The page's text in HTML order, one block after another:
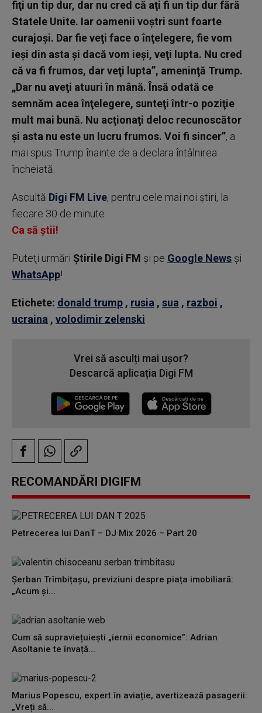
fiţi un tip dur, dar nu cred că aţi fi un tip dur fără
Statele Unite. Iar oamenii voştri sunt foarte
curajoşi. Dar fie veţi face o înţelegere, fie vom
ieşi din asta şi dacă vom ieşi, veţi lupta. Nu cred
că va fi frumos, dar veţi lupta”, ameninţă Trump.
„Dar nu aveţi atuuri în mână. Însă odată ce
semnăm acea înţelegere, sunteţi într-o poziţie
mult mai bună. Nu acţionaţi deloc recunoscător
şi asta nu este un lucru frumos. Voi fi sincer”, a
mai spus Trump înainte de a declara întâlnirea
încheiată.
Ascultă Digi FM Live, pentru cele mai noi știri, la
fiecare 30 de minute.
Ca să știi!
Puteţi urmări Știrile Digi FM şi pe Google News şi
WhatsApp!
Etichete: donald trump , rusia , sua , razboi ,
ucraina , volodimir zelenski
Vrei să asculți mai ușor?
Descarcă aplicația Digi FM
RECOMANDĂRI DIGIFM
Petrecerea lui DanT – DJ Mix 2026 – Part 20
Șerban Trîmbițașu, previziuni despre piața imobiliară:
„Acum și...
Cum să supraviețuiești „iernii economice”: Adrian
Asoltanie te învață...
Marius Popescu, expert în aviație, avertizează pasagerii:
„Vreți să...